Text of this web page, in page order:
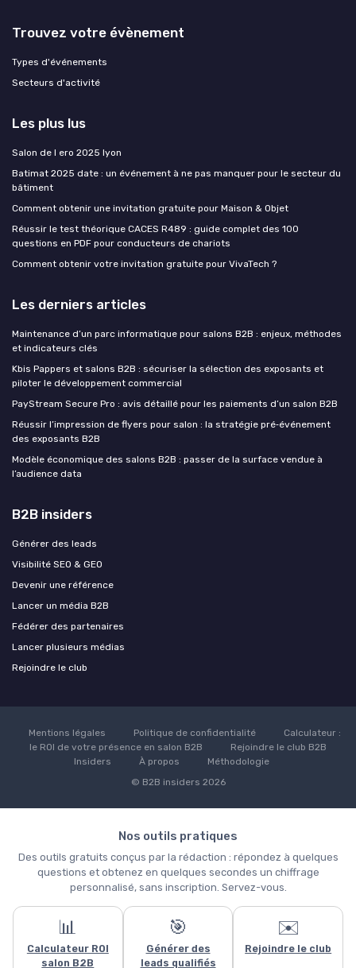
Trouvez votre évènement
Types d'événements
Secteurs d'activité
Les plus lus
Salon de l ero 2025 lyon
Batimat 2025 date : un événement à ne pas manquer pour le secteur du
bâtiment
Comment obtenir une invitation gratuite pour Maison & Objet
Réussir le test théorique CACES R489 : guide complet des 100
questions en PDF pour conducteurs de chariots
Comment obtenir votre invitation gratuite pour VivaTech ?
Les derniers articles
Maintenance d’un parc informatique pour salons B2B : enjeux, méthodes
et indicateurs clés
Kbis Pappers et salons B2B : sécuriser la sélection des exposants et
piloter le développement commercial
PayStream Secure Pro : avis détaillé pour les paiements d’un salon B2B
Réussir l’impression de flyers pour salon : la stratégie pré‑événement
des exposants B2B
Modèle économique des salons B2B : passer de la surface vendue à
l’audience data
B2B insiders
Générer des leads
Visibilité SEO & GEO
Devenir une référence
Lancer un média B2B
Fédérer des partenaires
Lancer plusieurs médias
Rejoindre le club
Mentions légales Politique de confidentialité
Calculateur :
le ROI de votre présence en salon B2B
Rejoindre le club B2B
Insiders
À propos
Méthodologie
© B2B insiders 2026
Nos outils pratiques
Des outils gratuits conçus par la rédaction : répondez à quelques
questions et obtenez en quelques secondes un chiffrage
personnalisé, sans inscription. Servez-vous.
📊
Calculateur ROI
salon B2B
🎯
Générer des
leads qualifiés
✉️
Rejoindre le club